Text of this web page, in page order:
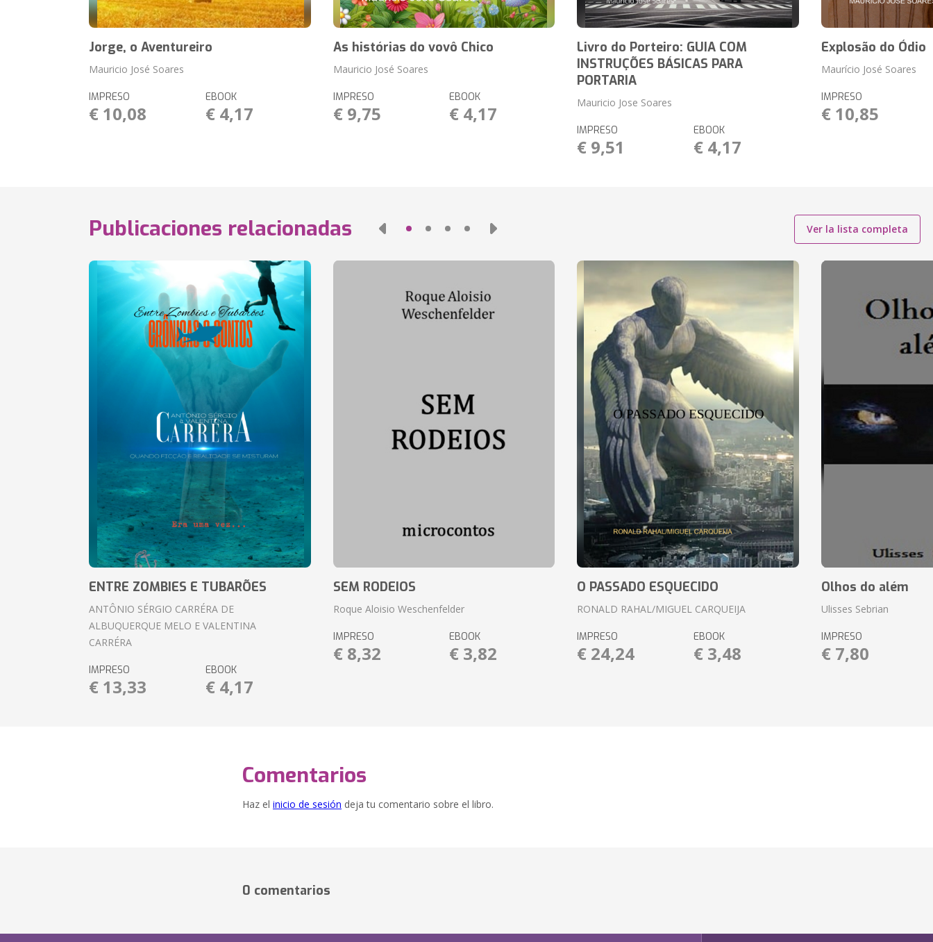
Jorge, o Aventureiro
Mauricio José Soares
IMPRESO
€ 10,08
EBOOK
€ 4,17
As histórias do vovô Chico
Mauricio José Soares
IMPRESO
€ 9,75
EBOOK
€ 4,17
Livro do Porteiro: GUIA COM
INSTRUÇÕES BÁSICAS PARA
PORTARIA
Mauricio Jose Soares
IMPRESO
€ 9,51
EBOOK
€ 4,17
Explosão do Ódio
Maurício José Soares
IMPRESO
€ 10,85
Publicaciones relacionadas Ver la lista completa
ENTRE ZOMBIES E TUBARÕES
ANTÔNIO SÉRGIO CARRÉRA DE
ALBUQUERQUE MELO E VALENTINA
CARRÉRA
IMPRESO
€ 13,33
EBOOK
€ 4,17
SEM RODEIOS
Roque Aloisio Weschenfelder
IMPRESO
€ 8,32
EBOOK
€ 3,82
O PASSADO ESQUECIDO
RONALD RAHAL/MIGUEL CARQUEIJA
IMPRESO
€ 24,24
EBOOK
€ 3,48
Olhos do além
Ulisses Sebrian
IMPRESO
€ 7,80
Comentarios
Haz el inicio de sesión deja tu comentario sobre el libro.
0 comentarios